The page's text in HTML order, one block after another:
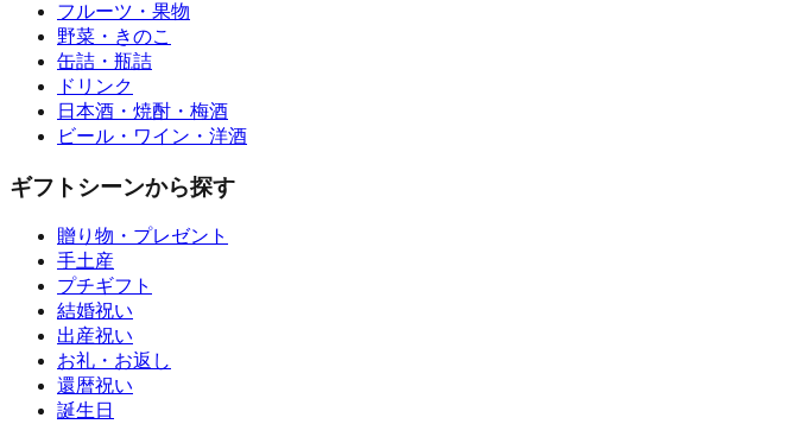
フルーツ・果物
野菜・きのこ
缶詰・瓶詰
ドリンク
日本酒・焼酎・梅酒
ビール・ワイン・洋酒
ギフトシーンから探す
贈り物・プレゼント
手土産
プチギフト
結婚祝い
出産祝い
お礼・お返し
還暦祝い
誕生日